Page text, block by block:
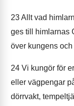
23Allt vad
ges till himlarnas
över kungens
24 Vi kungör för
eller vägpengar
dörrvakt,